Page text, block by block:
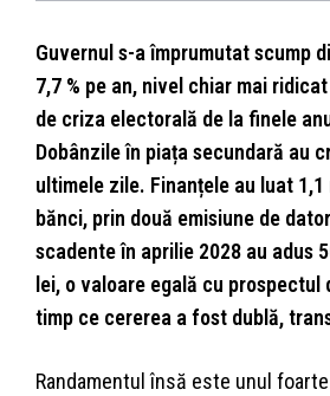
Guvernul s-a împrumutat scump
7,7 % pe an, nivel chiar mai
de criza electorală de la finele
Dobânzile în piața secundară au
ultimele zile. Finanțele au luat
bănci, prin două emisiune de
scadente în aprilie 2028 au adus
lei, o valoare egală cu prospectul
timp ce cererea a fost dublă,
Randamentul însă este unul